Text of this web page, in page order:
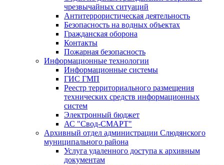
чрезвычайных ситуаций
Антитеррористическая деятельность
Безопасность на водных объектах
Гражданская оборона
Контакты
Пожарная безопасность
Информационные технологии
Информационные системы
ГИС ГМП
Реестр территориального размещения
технических средств информационных
систем
Электронный бюджет
АС "Свод-СМАРТ"
Архивный отдел администрации Слюдянского
муниципального района
Услуга удаленного доступа к архивным
документам